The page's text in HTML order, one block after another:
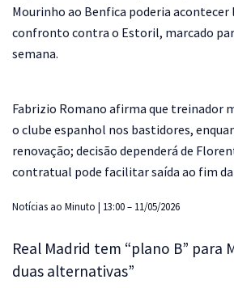
Mourinho ao Benfica poderia acontecer
confronto contra o Estoril, marcado
semana.
Fabrizio Romano afirma que treinador
o clube espanhol nos bastidores,
renovação; decisão dependerá de
contratual pode facilitar saída ao fim
Notícias ao Minuto | 13:00 – 11/05/2026
Real Madrid tem “plano B” para
duas alternativas”